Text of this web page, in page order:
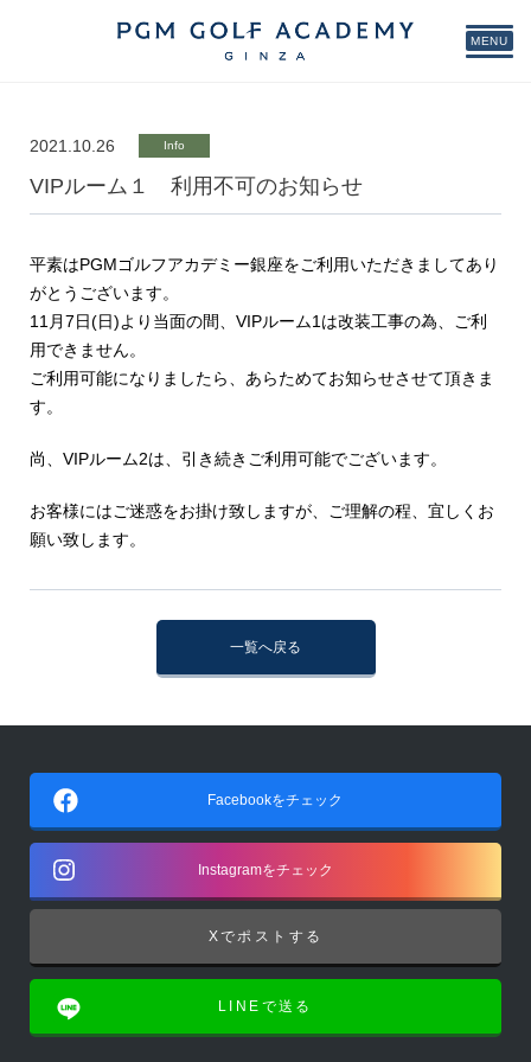
MENU
2021.10.26 Info
VIPルーム１ 利用不可のお知らせ
平素はPGMゴルフアカデミー銀座をご利用いただきましてあり
がとうございます。
11月7日(日)より当面の間、VIPルーム1は改装工事の為、ご利
用できません。
ご利用可能になりましたら、あらためてお知らせさせて頂きま
す。
尚、VIPルーム2は、引き続きご利用可能でございます。
お客様にはご迷惑をお掛け致しますが、ご理解の程、宜しくお
願い致します。
一覧へ戻る
Facebookをチェック
Instagramをチェック
Xでポストする
LINEで送る